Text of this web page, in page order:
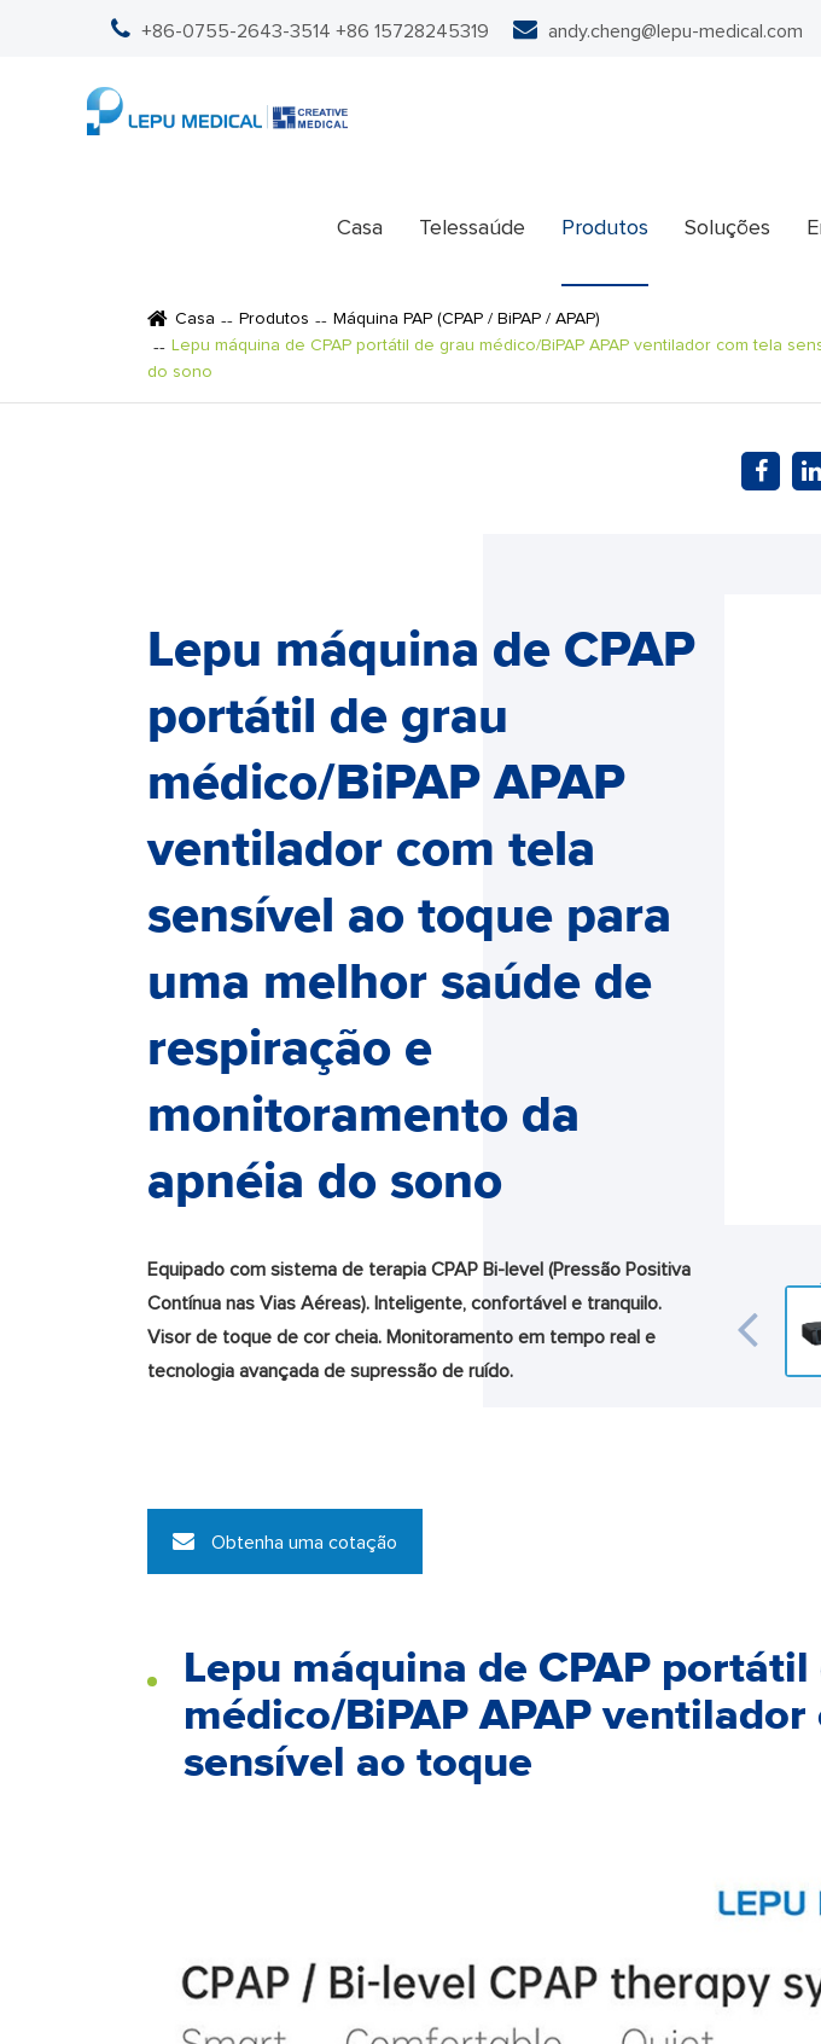
+86-0755-2643-3514 +86 15728245319 andy.cheng@lepu-medical.com
Casa Telessaúde Produtos Soluções
Casa Produtos
Máquina PAP (CPAP / BiPAP / APAP)
Lepu máquina de CPAP portátil de grau médico/BiPAP APAP ventilador com tela
do sono
Lepu máquina de CPAP
portátil de grau
médico/BiPAP APAP
ventilador com tela
sensível ao toque para
uma melhor saúde de
respiração e
monitoramento da
apnéia do sono
Equipado com sistema de terapia CPAP Bi-level (Pressão Positiva
Contínua nas Vias Aéreas). Inteligente, confortável e tranquilo.
Visor de toque de cor cheia. Monitoramento em tempo real e
tecnologia avançada de supressão de ruído.
Obtenha uma cotação
Lepu máquina de CPAP portátil
médico/BiPAP APAP ventilador
sensível ao toque